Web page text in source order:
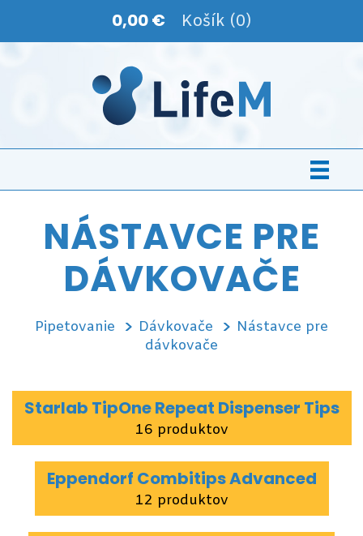
0,00 € Košík (0)
NÁSTAVCE PRE
DÁVKOVAČE
Pipetovanie Dávkovače
Nástavce pre
dávkovače
Starlab TipOne Repeat Dispenser Tips
16 produktov
Eppendorf Combitips Advanced
12 produktov